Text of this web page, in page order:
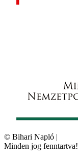
© Bihari Napló |
Minden jog fenntartva!